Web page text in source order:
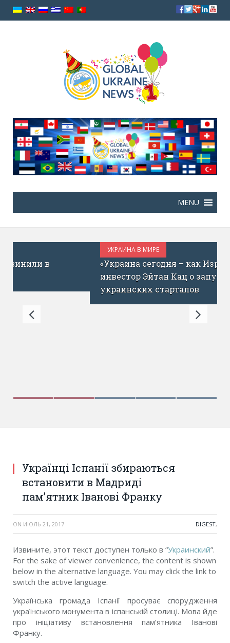
«Украина сегодня – как Израиль до ICQ»:
инвестор Эйтан Кац о запуске фонда для
украинских стартапов
Українці Іспанії збираються
встановити в Мадриді
пам’ятник Іванові Франку
ON ИЮЛЬ 21, 2017 DIGEST,
Извините, этот текст доступен только в “Украинский”.
For the sake of viewer convenience, the content is shown
below in the alternative language. You may click the link to
switch the active language.
Українська громада Іспанії просуває спорудження
українського монумента в іспанській столиці. Мова йде
про ініціативу встановлення пам’ятника Іванові
Франку.